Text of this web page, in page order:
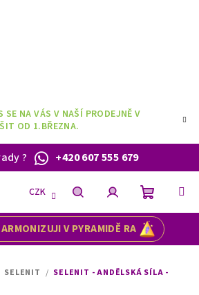
NA VÁS V NAŠÍ PRODEJNĚ V
OD 1.BŘEZNA.
? +420 607 555 679
V PYRAMIDĚ RA
CZK
HledatPřihlášeníNákupní
SELENIT / SELENIT - ANDĚLSKÁ SÍLA -